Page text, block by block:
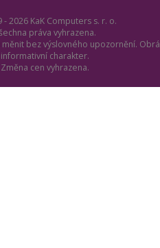
- 2026 KaK Computers s. r. o.
práva vyhrazena.
bez výslovného upozornění.
informativní charakter.
Změna cen vyhrazena.